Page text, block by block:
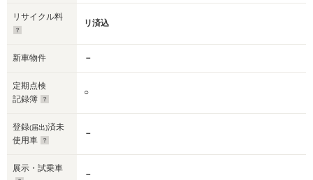
リサイクル料
リ済込
新車物件 －
定期点検
記録簿
○
登録(届出)済未
使用車
－
展示・試乗車
－